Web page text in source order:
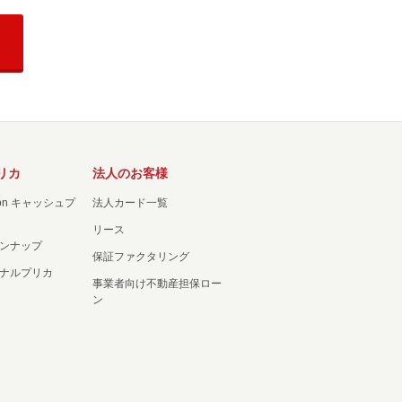
カ
キャッシュプ
ナップ
ルプリカ
法人のお客様
法人カード一覧
リース
保証ファクタリング
事業者向け不動産担保ロー
ン